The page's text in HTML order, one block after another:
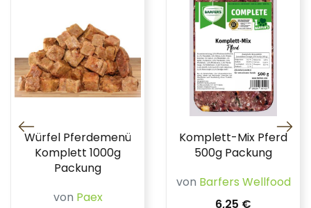
Würfel Pferdemenü
Komplett 1000g
Packung
von Paex
Komplett-Mix Pferd
500g Packung
von Barfers Wellfood
6,25 €